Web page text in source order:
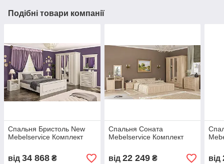
Подібні товари компанії
Спальня Бристоль New
Mebelservice Комплект
від 34 868 ₴
Спальня Соната
Mebelservice Комплект
від 22 249₴ від